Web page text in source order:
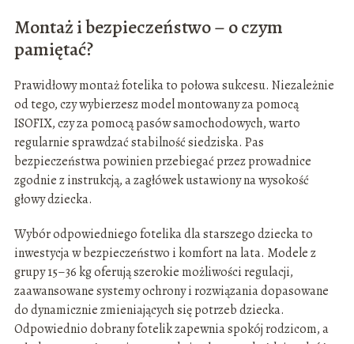
Montaż i bezpieczeństwo – o czym
pamiętać?
Prawidłowy montaż fotelika to połowa sukcesu. Niezależnie
od tego, czy wybierzesz model montowany za pomocą
ISOFIX, czy za pomocą pasów samochodowych, warto
regularnie sprawdzać stabilność siedziska. Pas
bezpieczeństwa powinien przebiegać przez prowadnice
zgodnie z instrukcją, a zagłówek ustawiony na wysokość
głowy dziecka.
Wybór odpowiedniego fotelika dla starszego dziecka to
inwestycja w bezpieczeństwo i komfort na lata. Modele z
grupy 15–36 kg oferują szerokie możliwości regulacji,
zaawansowane systemy ochrony i rozwiązania dopasowane
do dynamicznie zmieniających się potrzeb dziecka.
Odpowiednio dobrany fotelik zapewnia spokój rodzicom, a